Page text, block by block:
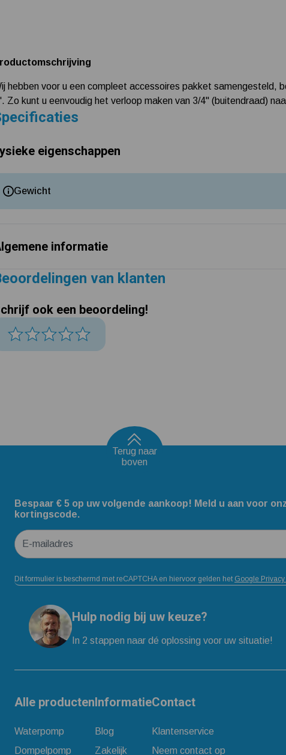
hebben voor u een compleet accessoires pakket
Zo kunt u eenvoudig het verloop maken van 3/4" (buitendraad)
eigenschappen
Gewicht
informatie
van klanten
ook een beoordeling!
Terug naar
boven
Bespaar € 5 op uw volgende aankoop! Meld u aan voor
kortingscode.
E-mailadres
Dit formulier is beschermd met reCAPTCHA en hiervoor gelden het Google
Hulp nodig bij uw keuze?
In 2 stappen naar dé oplossing voor uw situatie!
Alle producten
Waterpomp
Dompelpomp
Informatie
Blog
Zakelijk
Contact
Klantenservice
Neem contact op